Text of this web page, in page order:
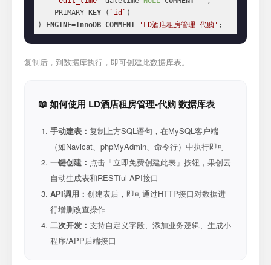
    PRIMARY
KEY ( `id` )
)
ENGINE=InnoDB COMMENT 'LD酒店租房管理-代购' ;
复制后，到数据库执行，即可创建此数据库表。
📖 如何使用 LD酒店租房管理-代购 数据库表
手动建表： 复制上方SQL语句，在MySQL客户端
（如Navicat、phpMyAdmin、命令行）中执行即可
一键创建： 点击「立即免费创建此表」按钮，果创云
自动生成表和RESTful API接口
API调用： 创建表后，即可通过HTTP接口对数据进
行增删改查操作
二次开发： 支持自定义字段、添加业务逻辑、生成小
程序/APP后端接口